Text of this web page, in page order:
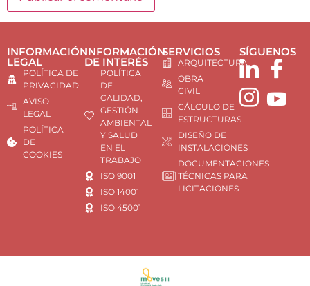
INFORMACIÓN
LEGAL
POLÍTICA DE
PRIVACIDAD
AVISO
LEGAL
POLÍTICA
DE
COOKIES
INFORMACIÓN
DE INTERÉS
POLÍTICA
DE
CALIDAD,
GESTIÓN
AMBIENTAL
Y SALUD
EN EL
TRABAJO
ISO 9001
ISO 14001
ISO 45001
SERVICIOS
ARQUITECTURA
OBRA
CIVIL
CÁLCULO DE
ESTRUCTURAS
DISEÑO DE
INSTALACIONES
DOCUMENTACIONES
TÉCNICAS PARA
LICITACIONES
SÍGUENOS